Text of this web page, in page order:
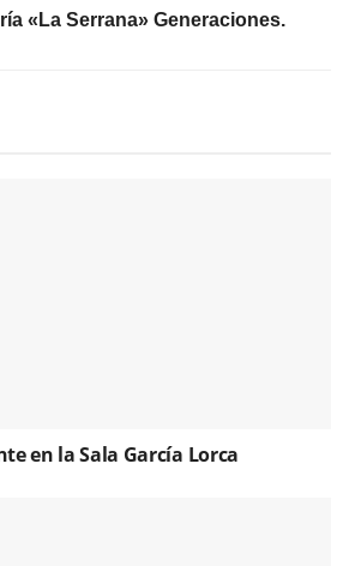
«La Serrana» Generaciones.
en la Sala García Lorca